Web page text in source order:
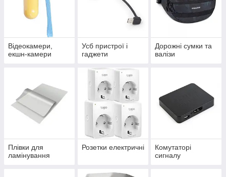
Відеокамери,
екшн-камери
Усб пристрої і
гаджети
Дорожні сумки та
валізи
Плівки для
ламінування
Розетки електричні
Комутаторі
сигналу